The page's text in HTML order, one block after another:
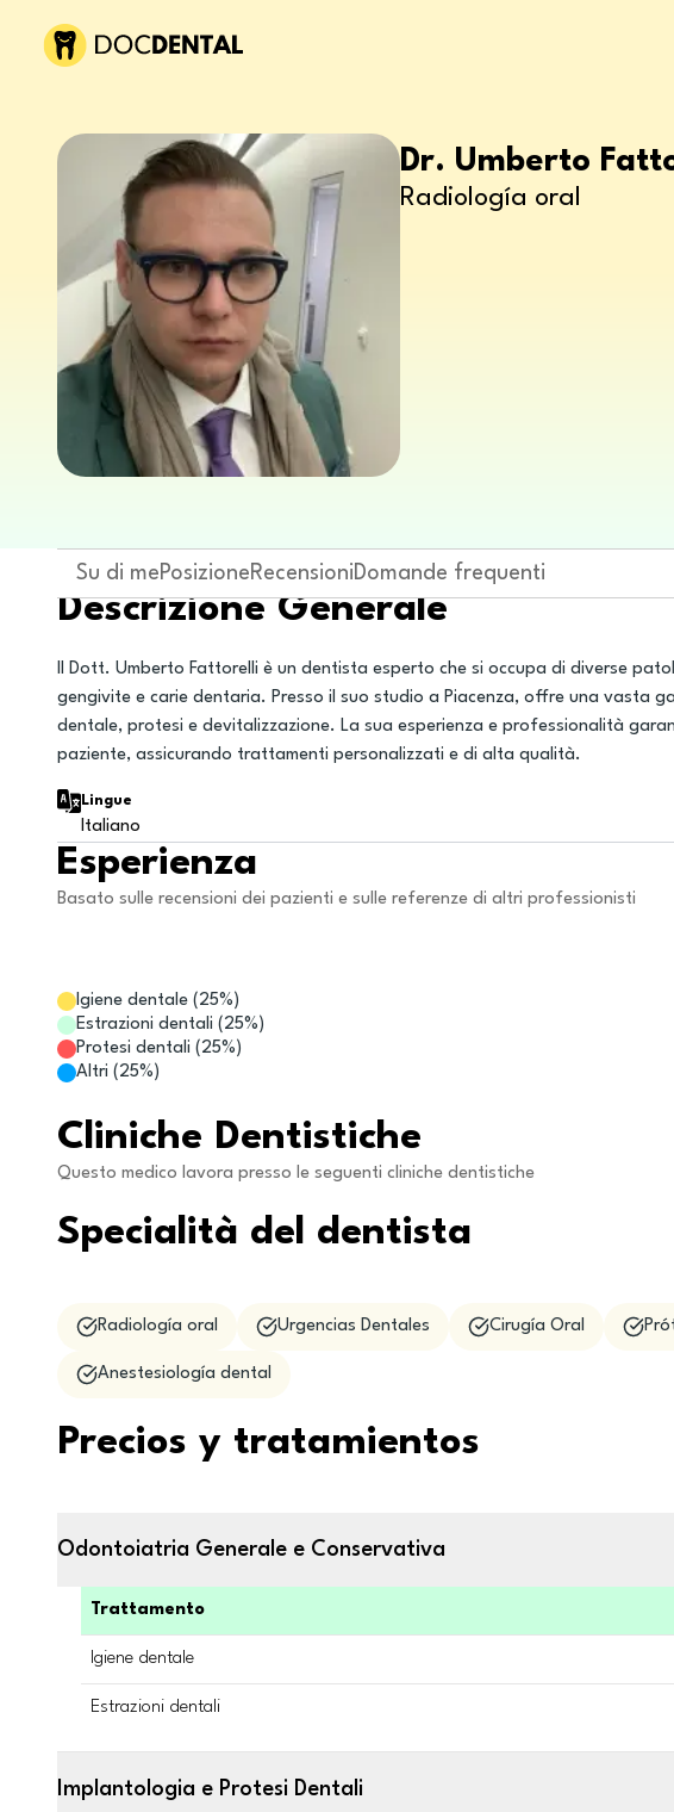
Dr. Umberto
Radiología oral
Su di mePosizioneRecensioniDomande frequenti
Descrizione Generale
Il Dott. Umberto Fattorelli è un dentista esperto che si occupa di diverse
gengivite e carie dentaria. Presso il suo studio a Piacenza, offre una vasta
dentale, protesi e devitalizzazione. La sua esperienza e professionalità
paziente, assicurando trattamenti personalizzati e di alta qualità.
Lingue
Italiano
Esperienza
Basato sulle recensioni dei pazienti e sulle referenze di altri professionisti
Igiene dentale ( 25%)
Estrazioni dentali ( 25%)
Protesi dentali ( 25%)
Altri ( 25%)
Cliniche Dentistiche
Questo medico lavora presso le seguenti cliniche dentistiche
Specialità del dentista
Radiología oral Urgencias Dentales Cirugía Oral
Anestesiología dental
Precios y tratamientos
Odontoiatria Generale e Conservativa
Trattamento
Igiene dentale
Estrazioni dentali
Implantologia e Protesi Dentali